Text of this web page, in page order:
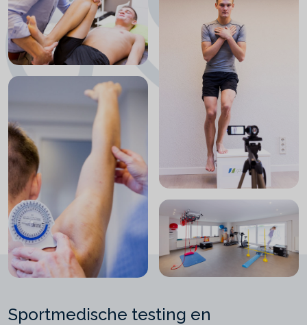
Sportmedische testing en